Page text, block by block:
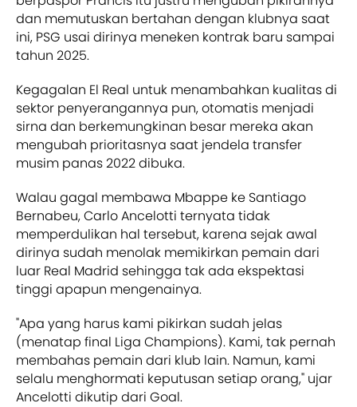
dan memutuskan bertahan dengan klubnya saat
ini, PSG usai dirinya meneken kontrak baru sampai
tahun 2025.
Kegagalan El Real untuk menambahkan kualitas di
sektor penyerangannya pun, otomatis menjadi
sirna dan berkemungkinan besar mereka akan
mengubah prioritasnya saat jendela transfer
musim panas 2022 dibuka.
Walau gagal membawa Mbappe ke Santiago
Bernabeu, Carlo Ancelotti ternyata tidak
memperdulikan hal tersebut, karena sejak awal
dirinya sudah menolak memikirkan pemain dari
luar Real Madrid sehingga tak ada ekspektasi
tinggi apapun mengenainya.
"Apa yang harus kami pikirkan sudah jelas
(menatap final Liga Champions). Kami, tak pernah
membahas pemain dari klub lain. Namun, kami
selalu menghormati keputusan setiap orang," ujar
Ancelotti dikutip dari Goal.